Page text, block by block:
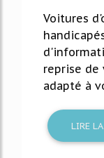
Voitures
reprise de
adapté à
LIRE